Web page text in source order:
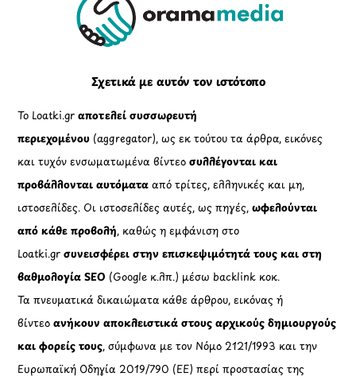
To
Σχετικά με αυτόν τον ιστότοπο
Το Loatki.grαποτελεί συσσωρευτή
περιεχομένου (aggregator), ως εκ τούτου τα άρθρα, εικόνες
και τυχόν ενσωματωμένα βίντεοσυλλέγονται και
προβάλλονται αυτόματααπό τρίτες, ελληνικές και μη,
ιστοσελίδες. Οι ιστοσελίδες αυτές, ως πηγές,ωφελούνται
από κάθε προβολή, καθώς η εμφάνιση στο
Loatki.gr συνεισφέρει στην επισκεψιμότητά τους και στη
βαθμολογία SEO (Google κ.λπ.) μέσω backlink κοκ.
Τα πνευματικά δικαιώματα κάθε άρθρου, εικόνας ή
βίντεοανήκουν αποκλειστικά στους αρχικούς δημιουργούς
και φορείς τους, σύμφωνα με τον Νόμο 2121/1993 και την
Ευρωπαϊκή Οδηγία 2019/790 (ΕΕ) περί προστασίας της